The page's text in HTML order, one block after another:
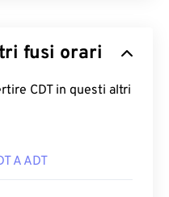
fusi orari
CDT in questi altri
A ADT